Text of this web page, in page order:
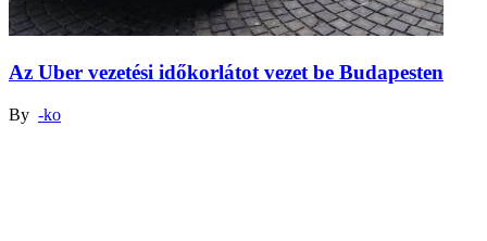
Az Uber vezetési időkorlátot vezet be Budapesten
By -ko